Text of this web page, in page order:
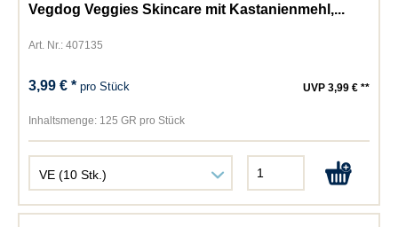
Vegdog Veggies Skincare mit Kastanienmehl,...
Art. Nr.: 407135
3,99 € *pro Stück UVP 3,99 € **
Inhaltsmenge: 125 GR pro Stück